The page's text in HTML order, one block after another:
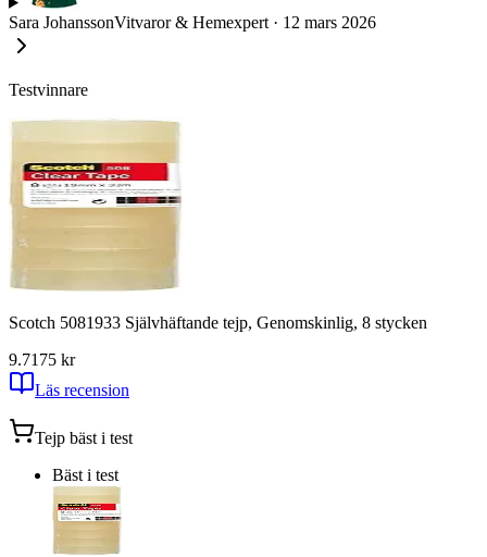
Sara JohanssonVitvaror & Hemexpert · 12 mars 2026
Testvinnare
Scotch 5081933 Självhäftande tejp, Genomskinlig, 8 stycken
9.71 75 kr
Läs recension
Tejp bäst i test
Bäst i test